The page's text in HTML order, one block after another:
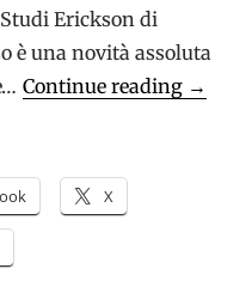
Erickson di
è una novità assoluta
Continue reading →
X